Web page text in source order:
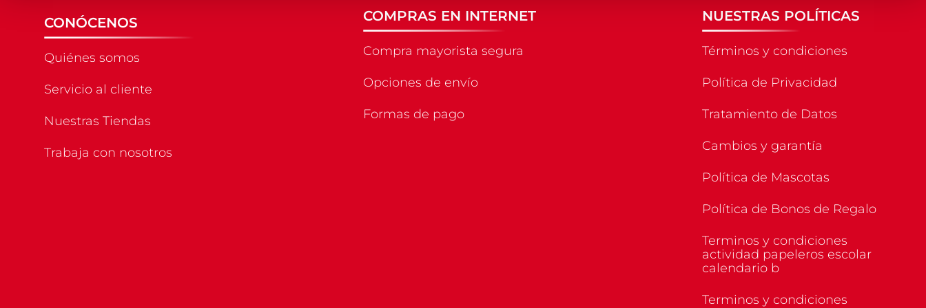
CONÓCENOS
Quiénes somos
Servicio al cliente
Nuestras Tiendas
Trabaja con nosotros
COMPRAS EN INTERNET
Compra mayorista segura
Opciones de envío
Formas de pago
NUESTRAS POLÍTICAS
Términos y condiciones
Política de Privacidad
Tratamiento de Datos
Cambios y garantía
Política de Mascotas
Política de Bonos de Regalo
Terminos y condiciones
actividad papeleros escolar
calendario b
Terminos y condiciones